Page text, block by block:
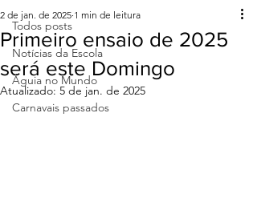
Todos posts
Notícias da Escola
Águia no Mundo
Carnavais passados
Primeiro ensaio de 2025
será este Domingo
2 de jan. de 2025 1 min de leitura
Atualizado: 5 de jan. de 2025